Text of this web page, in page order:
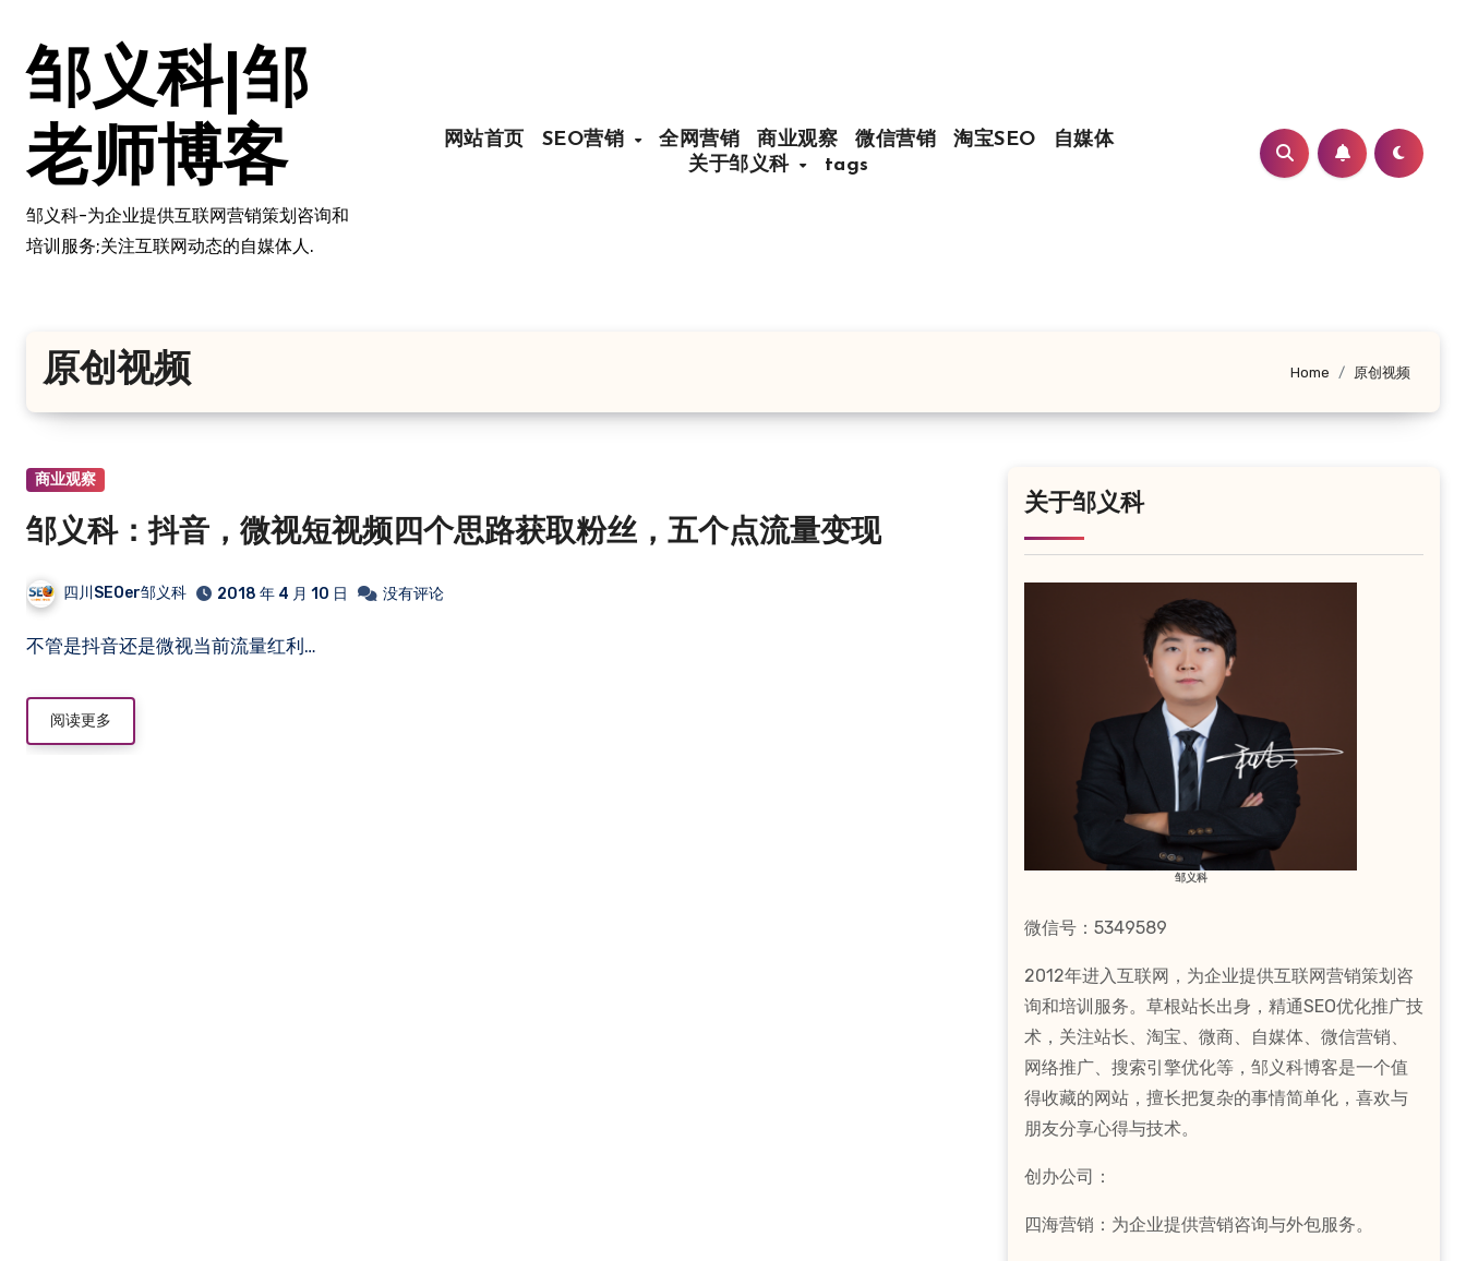
邹义科|邹
老师博客
邹义科-为企业提供互联网营销策划咨询和
培训服务;关注互联网动态的自媒体人.
网站首页 SEO营销 全网营销 商业观察 微信营销 淘宝SEO
自媒体
关于邹义科
tags
原创视频 Home 原创视频
商业观察
邹义科：抖音，微视短视频四个思路获取粉丝，五个点流量变现
四川SEOer邹义科 2018 年 4 月 10 日 没有评论
不管是抖音还是微视当前流量红利…
阅读更多
关于邹义科
邹义科
微信号：5349589
2012年进入互联网，为企业提供互联网营销策划咨
询和培训服务。草根站长出身，精通SEO优化推广技
术，关注站长、淘宝、微商、自媒体、微信营销、
网络推广、搜索引擎优化等，邹义科博客是一个值
得收藏的网站，擅长把复杂的事情简单化，喜欢与
朋友分享心得与技术。
创办公司：
四海营销：为企业提供营销咨询与外包服务。